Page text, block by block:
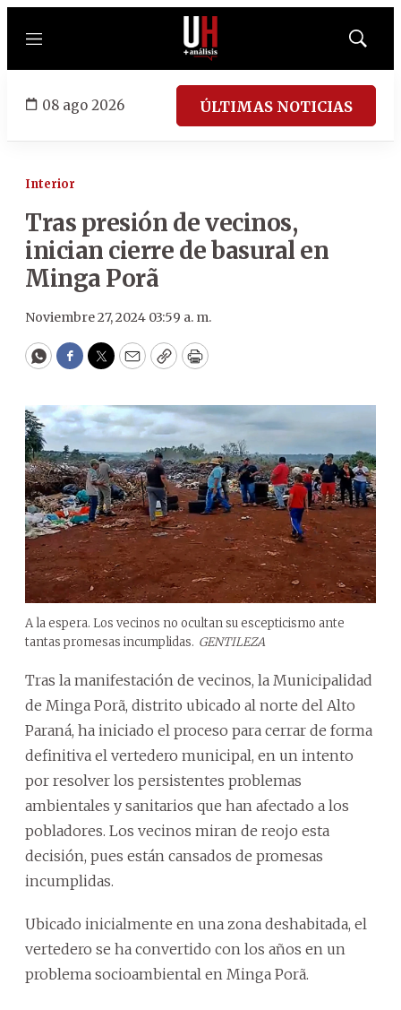
Menú
Mostrar
08 ago 2026 ÚLTIMAS NOTICIAS
Interior
Tras presión de vecinos,
inician cierre de basural en
Minga Porã
Noviembre 27, 2024 03:59 a. m.
WhatsApp
Facebook
Twitter
EmailCopyPrint
A la espera. Los vecinos no ocultan su escepticismo ante
tantas promesas incumplidas. GENTILEZA
Tras la manifestación de vecinos, la Municipalidad
de Minga Porã, distrito ubicado al norte del Alto
Paraná, ha iniciado el proceso para cerrar de forma
definitiva el vertedero municipal, en un intento
por resolver los persistentes problemas
ambientales y sanitarios que han afectado a los
pobladores. Los vecinos miran de reojo esta
decisión, pues están cansados de promesas
incumplidas.
Ubicado inicialmente en una zona deshabitada, el
vertedero se ha convertido con los años en un
problema socioambiental en Minga Porã.